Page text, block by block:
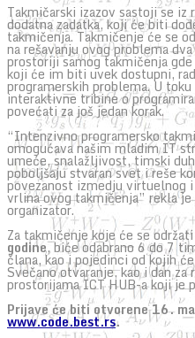
Takmičarski izazov sastoji se iz
dodatna zadatka, koji će biti
takmičenja. Takmičenje će se
na rešavanju ovog problema
prostoriji samog takmičenja
koji će im biti uvek dostupni,
programerskih problema. U
interaktivne tribine o
povećati za još jedan korak.
“Intenzivno programersko
omogućava našim mladim IT
umeće, snalažljivost, timski
poboljšaju stvaran svet i reše
povezanost izmedju virtuelnog
vrlina ovog takmičenja” rekla
organizator.
Za takmičenje koje će se održati
godine, biće odabrano 6 do 7
člana, kao i pojedinci od kojih
Svečano otvaranje, kao i dan
prostorijama ICT HUB-a koji je
Prijave će biti otvorene 16.
www.code.best.rs.